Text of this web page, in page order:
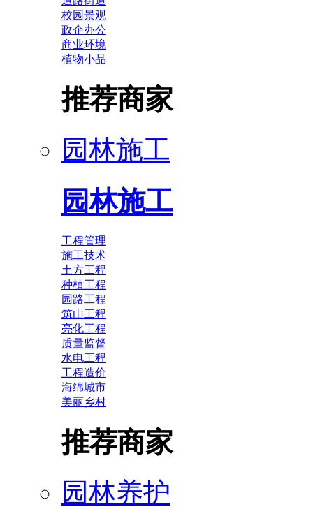
校园景观
政企办公
商业环境
植物小品
推荐商家
园林施工
园林施工
工程管理
施工技术
土方工程
种植工程
园路工程
筑山工程
亮化工程
质量监督
水电工程
工程造价
海绵城市
美丽乡村
推荐商家
园林养护